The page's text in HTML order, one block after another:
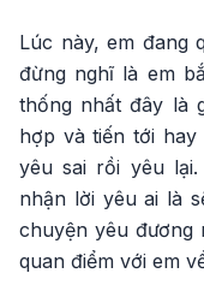
Lúc này, em đang
đừng nghĩ là em
thống nhất đây là
hợp và tiến tới
yêu sai rồi yêu
nhận lời yêu ai là
chuyện yêu đương
quan điểm với em